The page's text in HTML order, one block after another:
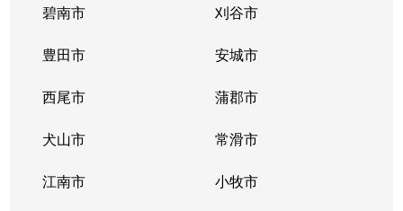
碧南市 刈谷市
豊田市 安城市
西尾市 蒲郡市
犬山市 常滑市
江南市 小牧市